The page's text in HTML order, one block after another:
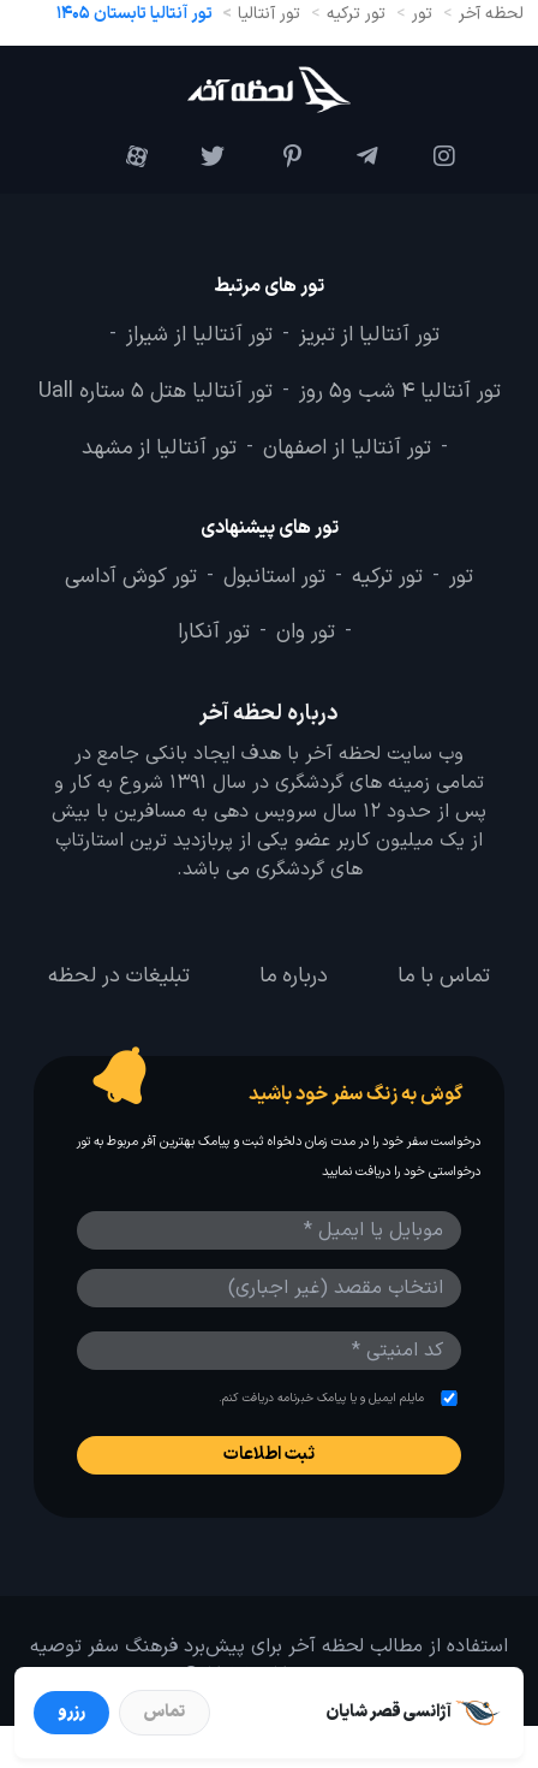
آژانسی قصر شایان تماس رزرو
لحظه آخر تور تور ترکیه تور آنتالیا تور آنتالیا تابستان 1405
تور های مرتبط
تور آنتالیا از تبریز - تور آنتالیا از شیراز -
تور آنتالیا 4 شب و5 روز - تور آنتالیا هتل 5 ستاره Uall
- تور آنتالیا از اصفهان - تور آنتالیا از مشهد
تور های پیشنهادی
تور - تور ترکیه - تور استانبول - تور کوش آداسی
- تور وان - تور آنکارا
درباره لحظه آخر
وب سایت لحظه آخر با هدف ایجاد بانکی جامع در
تمامی زمینه های گردشگری در سال 1391 شروع به کار و
پس از حدود 12 سال سرویس دهی به مسافرین با بیش
از یک میلیون کاربر عضو یکی از پربازدید ترین استارتاپ
های گردشگری می باشد.
تماس با ما درباره ما تبلیغات در لحظه
گوش به زنگ سفر خود باشید
درخواست سفر خود را در مدت زمان دلخواه ثبت و پیامک بهترین آفر مربوط به تور
درخواستی خود را دریافت نمایید
مایلم ایمیل و یا پیامک خبرنامه دریافت کنم.
استفاده از مطالب لحظه آخر برای پیش‌برد فرهنگ سفر توصیه
می‌شود. 1403-1391@